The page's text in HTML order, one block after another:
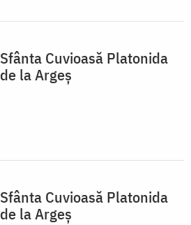
Sfânta Cuvioasă Platonida
de la Argeș
Sfânta Cuvioasă Platonida
de la Argeș